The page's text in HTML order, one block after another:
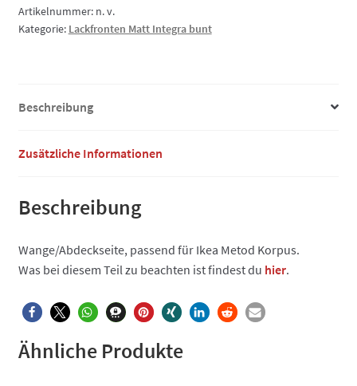
Wange/Abdeckseite
Menge
Artikelnummer: n. v.
Kategorie: Lackfronten Matt Integra bunt
Beschreibung
Zusätzliche Informationen
Beschreibung
Wange/Abdeckseite, passend für Ikea Metod Korpus.
Was bei diesem Teil zu beachten ist findest du hier.
Ähnliche Produkte